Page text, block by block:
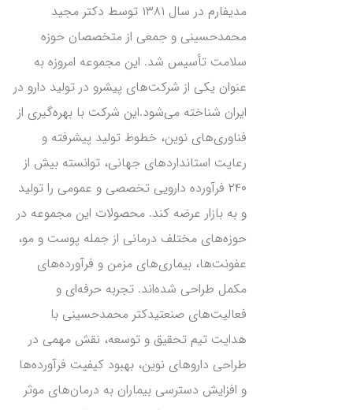
مدیفارم در سال ۱۳۸۱ توسط دکتر مجید
محمدحسینی و جمعی از متخصصان حوزه
سلامت تأسیس شد. این مجموعه امروزه به
عنوان یکی از شرکت‌های پیشرو در تولید دارو در
ایران شناخته می‌شود.این شرکت با بهره‌گیری از
فناوری‌های نوین، خطوط تولید پیشرفته و
رعایت استانداردهای جهانی، توانسته بیش از
۲۴۰ فرآورده دارویی تخصصی و عمومی را تولید
و به بازار عرضه کند. محصولات این مجموعه در
حوزه‌های مختلف درمانی از جمله پوست و مو،
عفونت‌ها، بیماری‌های مزمن و فرآورده‌های
مکمل طراحی شده‌اند. تجربه حرفه‌ای و
فعالیت‌های صنعتیدکتر محمدحسینی با
هدایت تیم تحقیق و توسعه، نقش مهمی در
طراحی داروهای نوین، بهبود کیفیت فرآورده‌ها
و افزایش دسترسی بیماران به درمان‌های موثر